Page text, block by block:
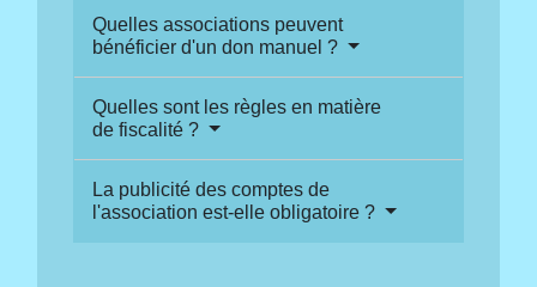
Quelles associations peuvent
bénéficier d'un don manuel ?
Quelles sont les règles en matière
de fiscalité ?
La publicité des comptes de
l'association est-elle obligatoire ?